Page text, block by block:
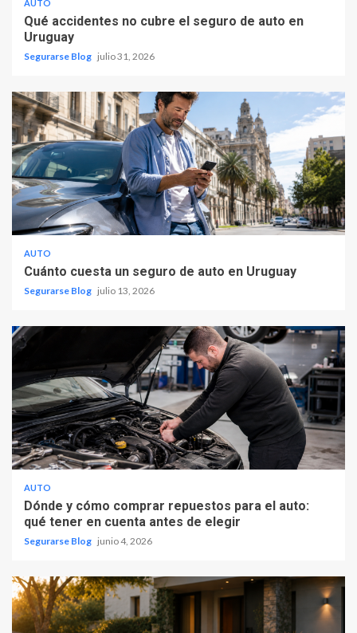
AUTO
Qué accidentes no cubre el seguro de auto en
Uruguay
Segurarse Blog julio 31, 2026
AUTO
Cuánto cuesta un seguro de auto en Uruguay
Segurarse Blog julio 13, 2026
AUTO
Dónde y cómo comprar repuestos para el auto:
qué tener en cuenta antes de elegir
Segurarse Blog junio 4, 2026